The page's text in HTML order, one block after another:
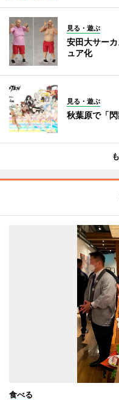
見る・遊ぶ
安田大サー
ュア化
見る・遊ぶ
秋葉原で「
食べる